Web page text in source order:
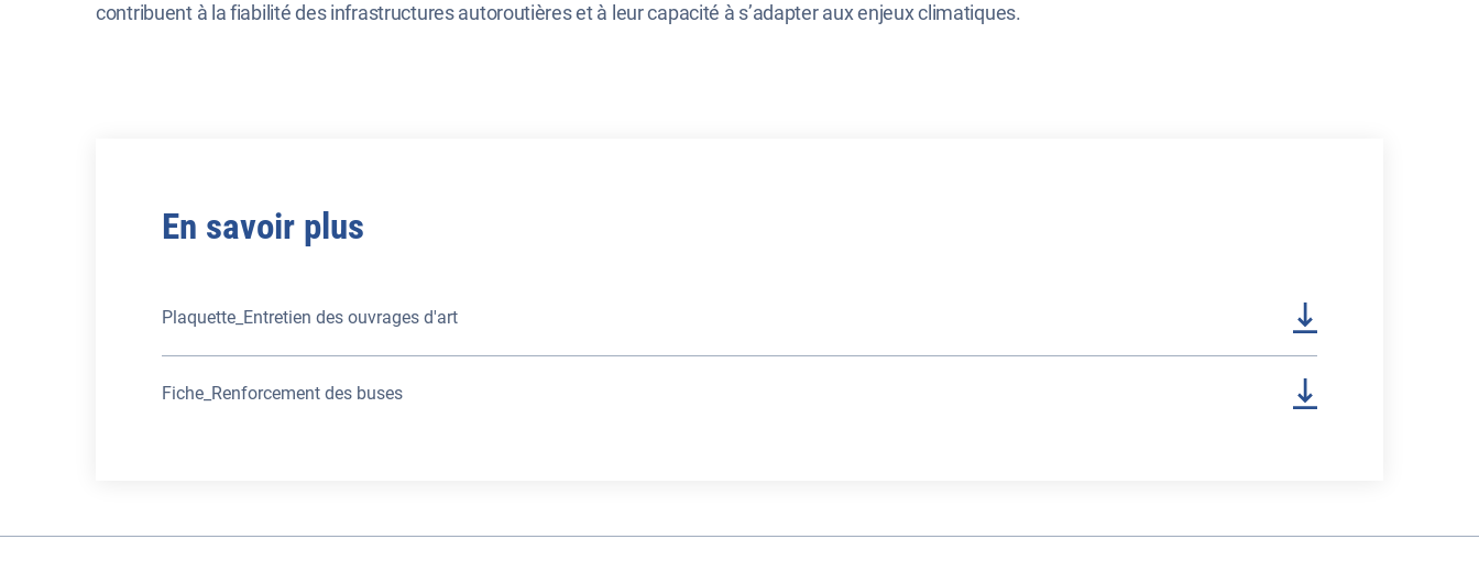
contribuent à la fiabilité des infrastructures autoroutières et à leur capacité à s’adapter aux enjeux climatiques.
En savoir plus
Plaquette_Entretien des ouvrages d'art
Fiche_Renforcement des buses